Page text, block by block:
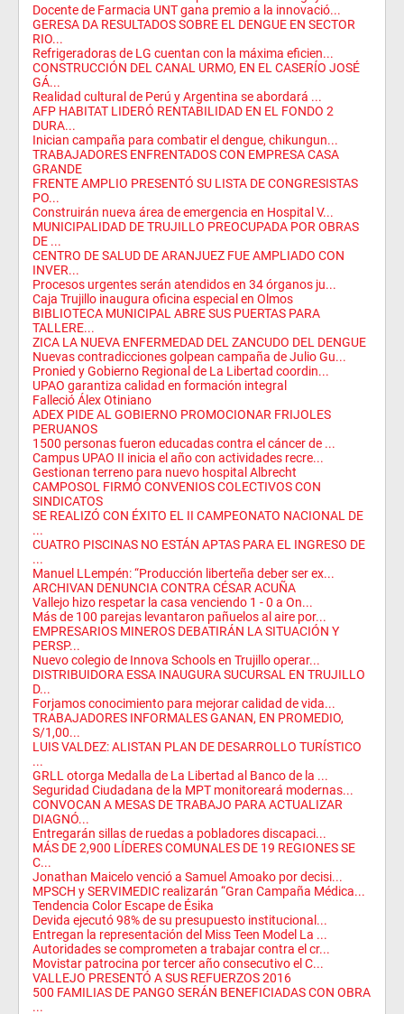
Docente de Farmacia UNT gana premio a la innovació...
GERESA DA RESULTADOS SOBRE EL DENGUE EN SECTOR
RIO...
Refrigeradoras de LG cuentan con la máxima eficien...
CONSTRUCCIÓN DEL CANAL URMO, EN EL CASERÍO JOSÉ
GÁ...
Realidad cultural de Perú y Argentina se abordará ...
AFP HABITAT LIDERÓ RENTABILIDAD EN EL FONDO 2
DURA...
Inician campaña para combatir el dengue, chikungun...
TRABAJADORES ENFRENTADOS CON EMPRESA CASA
GRANDE
FRENTE AMPLIO PRESENTÓ SU LISTA DE CONGRESISTAS
PO...
Construirán nueva área de emergencia en Hospital V...
MUNICIPALIDAD DE TRUJILLO PREOCUPADA POR OBRAS
DE ...
CENTRO DE SALUD DE ARANJUEZ FUE AMPLIADO CON
INVER...
Procesos urgentes serán atendidos en 34 órganos ju...
Caja Trujillo inaugura oficina especial en Olmos
BIBLIOTECA MUNICIPAL ABRE SUS PUERTAS PARA
TALLERE...
ZICA LA NUEVA ENFERMEDAD DEL ZANCUDO DEL DENGUE
Nuevas contradicciones golpean campaña de Julio Gu...
Pronied y Gobierno Regional de La Libertad coordin...
UPAO garantiza calidad en formación integral
Falleció Álex Otiniano
ADEX PIDE AL GOBIERNO PROMOCIONAR FRIJOLES
PERUANOS
1500 personas fueron educadas contra el cáncer de ...
Campus UPAO II inicia el año con actividades recre...
Gestionan terreno para nuevo hospital Albrecht
CAMPOSOL FIRMÓ CONVENIOS COLECTIVOS CON
SINDICATOS
SE REALIZÓ CON ÉXITO EL II CAMPEONATO NACIONAL DE
...
CUATRO PISCINAS NO ESTÁN APTAS PARA EL INGRESO DE
...
Manuel LLempén: “Producción liberteña deber ser ex...
ARCHIVAN DENUNCIA CONTRA CÉSAR ACUÑA
Vallejo hizo respetar la casa venciendo 1 - 0 a On...
Más de 100 parejas levantaron pañuelos al aire por...
EMPRESARIOS MINEROS DEBATIRÁN LA SITUACIÓN Y
PERSP...
Nuevo colegio de Innova Schools en Trujillo operar...
DISTRIBUIDORA ESSA INAUGURA SUCURSAL EN TRUJILLO
D...
Forjamos conocimiento para mejorar calidad de vida...
TRABAJADORES INFORMALES GANAN, EN PROMEDIO,
S/1,00...
LUIS VALDEZ: ALISTAN PLAN DE DESARROLLO TURÍSTICO
...
GRLL otorga Medalla de La Libertad al Banco de la ...
Seguridad Ciudadana de la MPT monitoreará modernas...
CONVOCAN A MESAS DE TRABAJO PARA ACTUALIZAR
DIAGNÓ...
Entregarán sillas de ruedas a pobladores discapaci...
MÁS DE 2,900 LÍDERES COMUNALES DE 19 REGIONES SE
C...
Jonathan Maicelo venció a Samuel Amoako por decisi...
MPSCH y SERVIMEDIC realizarán “Gran Campaña Médica...
Tendencia Color Escape de Ésika
Devida ejecutó 98% de su presupuesto institucional...
Entregan la representación del Miss Teen Model La ...
Autoridades se comprometen a trabajar contra el cr...
Movistar patrocina por tercer año consecutivo el C...
VALLEJO PRESENTÓ A SUS REFUERZOS 2016
500 FAMILIAS DE PANGO SERÁN BENEFICIADAS CON OBRA
...